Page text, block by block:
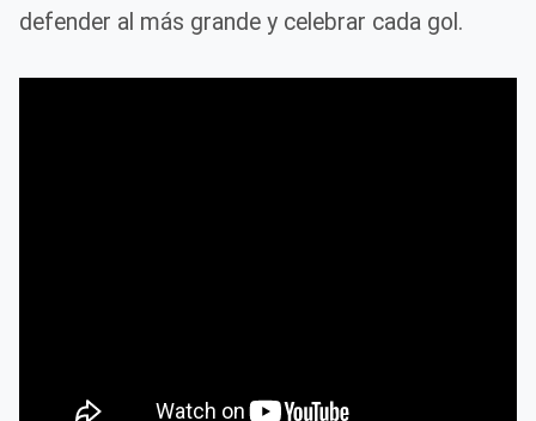
defender al más grande y celebrar cada gol.